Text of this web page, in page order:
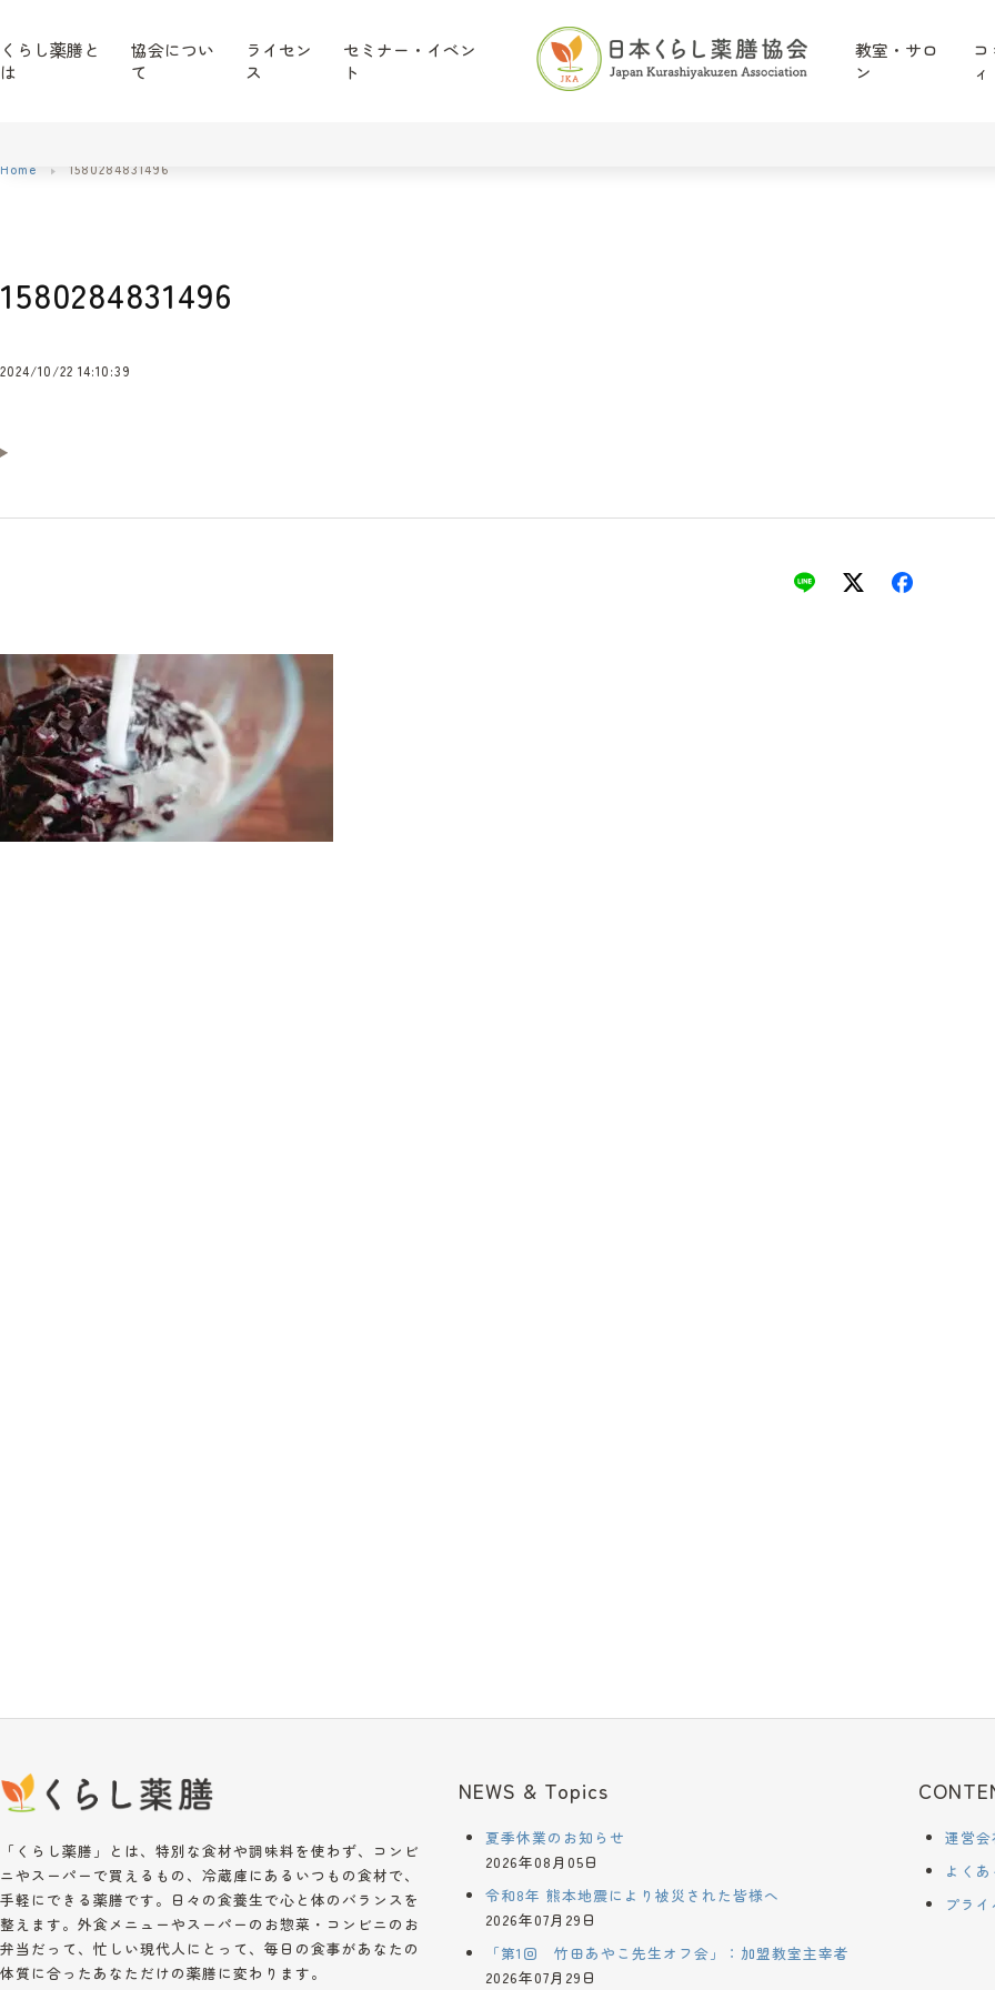
くらし薬膳と
は
協会につい
て
ライセン
ス
セミナー・イベン
ト
教室・サロ
ン
ィ
Home 1580284831496
1580284831496
2024/10/22 14:10:39
「くらし薬膳」とは、特別な食材や調味料を使わず、コンビ
ニやスーパーで買えるもの、冷蔵庫にあるいつもの食材で、
手軽にできる薬膳です。日々の食養生で心と体のバランスを
整えます。外食メニューやスーパーのお惣菜・コンビニのお
弁当だって、忙しい現代人にとって、毎日の食事があなたの
体質に合ったあなただけの薬膳に変わります。
NEWS & Topics
夏季休業のお知らせ
2026年08月05日
令和8年 熊本地震により被災された皆様へ
2026年07月29日
「第1回 竹田あやこ先生オフ会」：加盟教室主宰者
2026年07月29日
運営会
よく
プラ